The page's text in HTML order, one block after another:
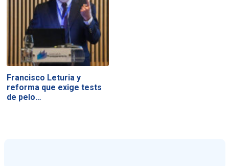
Francisco Leturia y
reforma que exige tests
de pelo…